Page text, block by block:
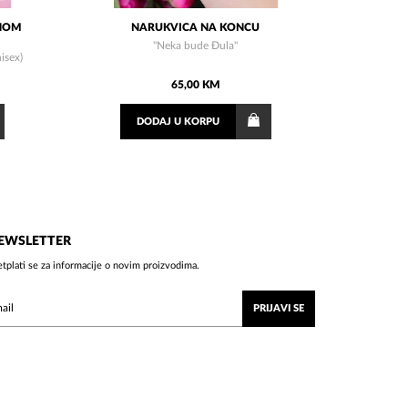
NARUKVICA NA KONCU
"Neka bude Đula"
65,00 KM
DODAJU KORPU
se za informacije o novim proizvodima.
PRIJAVI SE